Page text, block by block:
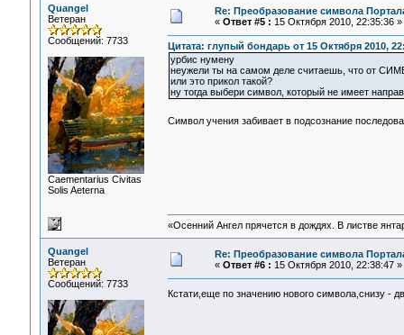
Quangel
Ветеран
Сообщений: 7733
Сaementarius Civitas
Solis Aeterna
Re: Преобразование символа
« Ответ #5 : 15 Октября 2010, 22:35:36 »
Цитата: глупый бoндарь от 15 Октября 2010,
урбис нумену
неужели ты на самом деле считаешь, что от
или это прикол такой?
ну тогда выбери символ, который не имеет
Символ учения забивает в подсознание
«Осенний Ангел прячется в дождях. В листве
Quangel
Ветеран
Сообщений: 7733
Re: Преобразование символа
« Ответ #6 : 15 Октября 2010, 22:38:47 »
Кстати,еще по значению нового символа,снизу -